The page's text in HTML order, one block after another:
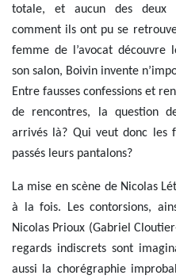
totale, et aucun des deux
comment ils ont pu se
femme de l’avocat découvre
son salon, Boivin invente
Entre fausses confessions et
de rencontres, la question
arrivés là? Qui veut donc les
passés leurs pantalons?
La mise en scène de Nicolas
à la fois. Les contorsions,
Nicolas Prioux (Gabriel
regards indiscrets sont
aussi la chorégraphie